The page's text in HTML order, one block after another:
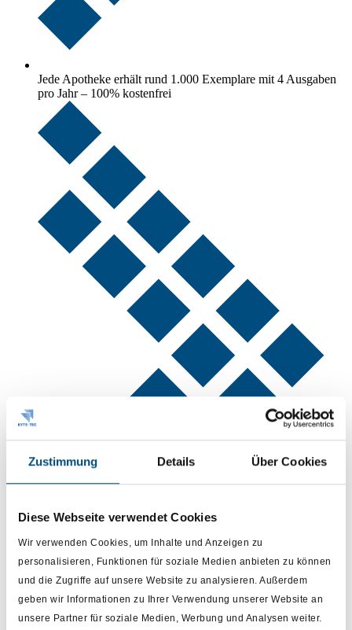
Zustimmung Details Über Cookies
Diese Webseite verwendet Cookies
Wir verwenden Cookies, um Inhalte und Anzeigen zu
personalisieren, Funktionen für soziale Medien anbieten zu können
und die Zugriffe auf unsere Website zu analysieren. Außerdem
geben wir Informationen zu Ihrer Verwendung unserer Website an
unsere Partner für soziale Medien, Werbung und Analysen weiter.
Jede Apotheke erhält rund 1.000 Exemplare mit 4 Ausgaben
pro Jahr – 100% kostenfrei